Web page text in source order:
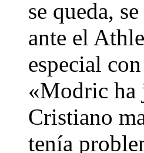
se queda,
ante el
especial
«Modric ha
Cristiano
tenía